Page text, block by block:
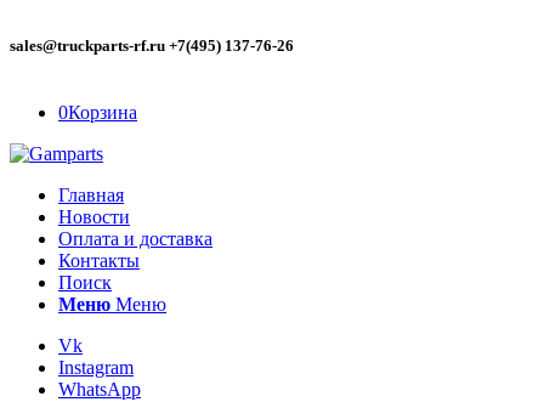
sales@truckparts-rf.ru +7(495) 137-76-26
0Корзина
Главная
Новости
Оплата и доставка
Контакты
Поиск
Меню Меню
Vk
Instagram
WhatsApp